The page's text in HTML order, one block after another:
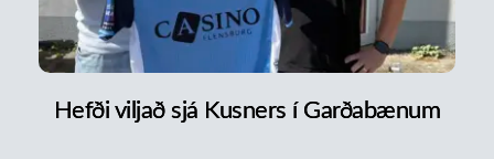
Hefði viljað sjá Kusners í Garðabænum